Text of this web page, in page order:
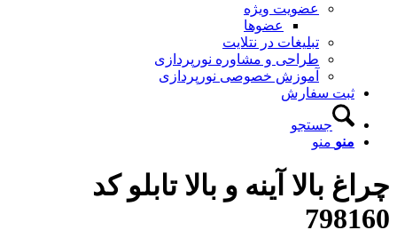
عضویت ویژه
عضوها
تبلیغات در نتلایت
طراحی و مشاوره نورپردازی
آموزش خصوصی نورپردازی
ثبت سفارش
جستجو
منو منو
چراغ بالا آینه و بالا تابلو کد
798160